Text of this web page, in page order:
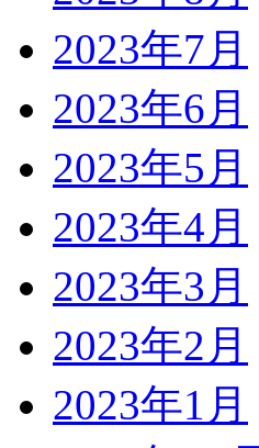
2023年7月
2023年6月
2023年5月
2023年4月
2023年3月
2023年2月
2023年1月